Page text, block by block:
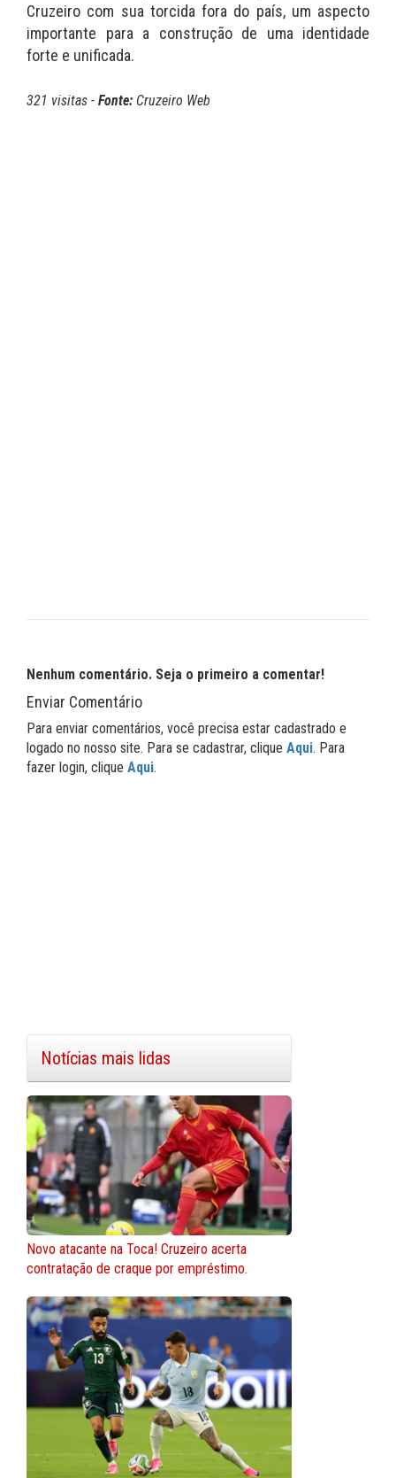
Cruzeiro com sua torcida fora do país, um aspecto
importante para a construção de uma identidade
forte e unificada.
321 visitas - Fonte: Cruzeiro Web
Nenhum comentário. Seja o primeiro a comentar!
Enviar Comentário
Para enviar comentários, você precisa estar cadastrado e
logado no nosso site. Para se cadastrar, clique Aqui. Para
fazer login, clique Aqui.
Notícias mais lidas
Novo atacante na Toca! Cruzeiro acerta
contratação de craque por empréstimo.